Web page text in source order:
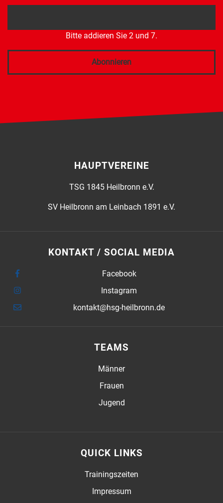
Bitte addieren Sie 2 und 7.
Abonnieren
HAUPTVEREINE
TSG 1845 Heilbronn e.V.
SV Heilbronn am Leinbach 1891 e.V.
KONTAKT / SOCIAL MEDIA
Facebook
Instagram
kontakt@hsg-heilbronn.de
TEAMS
Männer
Frauen
Jugend
QUICK LINKS
Trainingszeiten
Impressum